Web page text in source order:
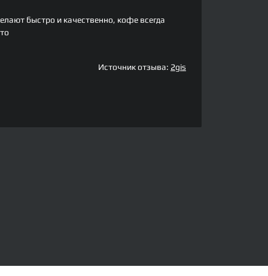
быстро и качественно, кофе всегда
Источник отзыва: 2gis